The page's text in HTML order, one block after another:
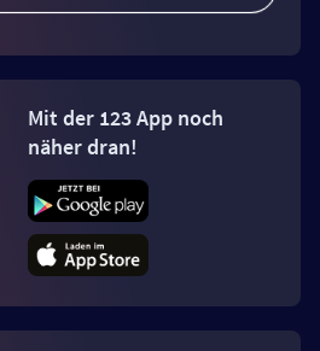
Mit der 123 App noch
näher dran!